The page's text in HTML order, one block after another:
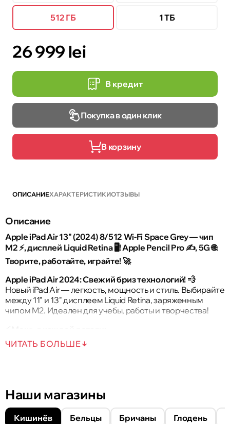
512 ГБ 1 TБ
26 999 lei
В кредит
Покупка в один клик
В корзину
ОПИСАНИЕХАРАКТЕРИСТИКИОТЗЫВЫ
Описание
Apple iPad Air 13" (2024) 8/512 Wi-Fi Space Grey — чип
M2 ⚡, дисплей Liquid Retina 🖥️! Apple Pencil Pro ✍️, 5G 🌐.
Творите, работайте, играйте! 🚀
Apple iPad Air 2024: Свежий бриз технологий! 💨
Новый iPad Air — легкость, мощность и стиль. Выбирайте
между 11" и 13" дисплеем Liquid Retina, заряженным
чипом M2. Идеален для учебы, работы и творчества!
Чип M2 ускоряет задачи на 40%! Запускайте Photoshop
🖥️ Дисплей, который завораживает:
Liquid Retina с яркими цветами и антибликовым
покрытием 🌟. Читайте, смотрите кино, рисуйте — даже
ЧИТАТЬ БОЛЬШЕ
Наши магазины
Кишинёв Бельцы Бричаны Глодень